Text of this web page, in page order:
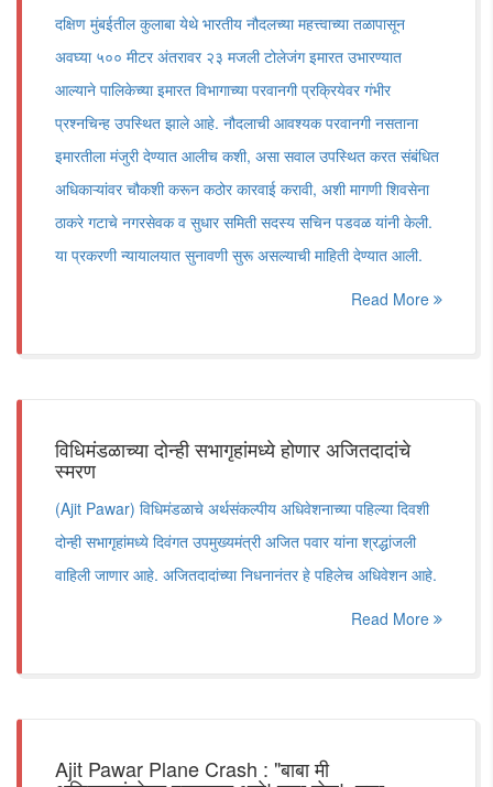
दक्षिण मुंबईतील कुलाबा येथे भारतीय नौदलच्या महत्त्वाच्या तळापासून
अवघ्या ५०० मीटर अंतरावर २३ मजली टोलेजंग इमारत उभारण्यात
आल्याने पालिकेच्या इमारत विभागाच्या परवानगी प्रक्रियेवर गंभीर
प्रश्नचिन्ह उपस्थित झाले आहे. नौदलाची आवश्यक परवानगी नसताना
इमारतीला मंजुरी देण्यात आलीच कशी, असा सवाल उपस्थित करत संबंधित
अधिकाऱ्यांवर चौकशी करून कठोर कारवाई करावी, अशी मागणी शिवसेना
ठाकरे गटाचे नगरसेवक व सुधार समिती सदस्य सचिन पडवळ यांनी केली.
या प्रकरणी न्यायालयात सुनावणी सुरू असल्याची माहिती देण्यात आली.
Read More
विधिमंडळाच्या दोन्ही सभागृहांमध्ये होणार अजितदादांचे
स्मरण
(Ajit Pawar) विधिमंडळाचे अर्थसंकल्पीय अधिवेशनाच्या पहिल्या दिवशी
दोन्ही सभागृहांमध्ये दिवंगत उपमुख्यमंत्री अजित पवार यांना श्रद्धांजली
वाहिली जाणार आहे. अजितदादांच्या निधनानंतर हे पहिलेच अधिवेशन आहे.
Read More
Ajit Pawar Plane Crash : "बाबा मी